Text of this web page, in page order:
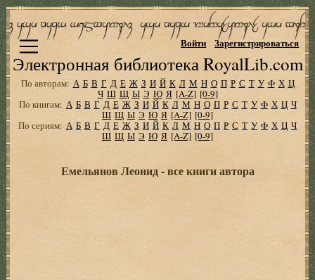
Электронная библиотека RoyalLib.com
Войти Зарегистрироваться
По авторам: А Б В Г Д Е Ж З И Й К Л М Н О П Р С Т У Ф Х Ц
Ч Ш Щ Ы Э Ю Я [A-Z] [0-9]
По книгам: А Б В Г Д Е Ж З И Й К Л М Н О П Р С Т У Ф Х Ц Ч
Ш Щ Ы Э Ю Я [A-Z] [0-9]
По сериям: А Б В Г Д Е Ж З И Й К Л М Н О П Р С Т У Ф Х Ц Ч
Ш Щ Ы Э Ю Я [A-Z] [0-9]
Емельянов Леонид - все книги автора